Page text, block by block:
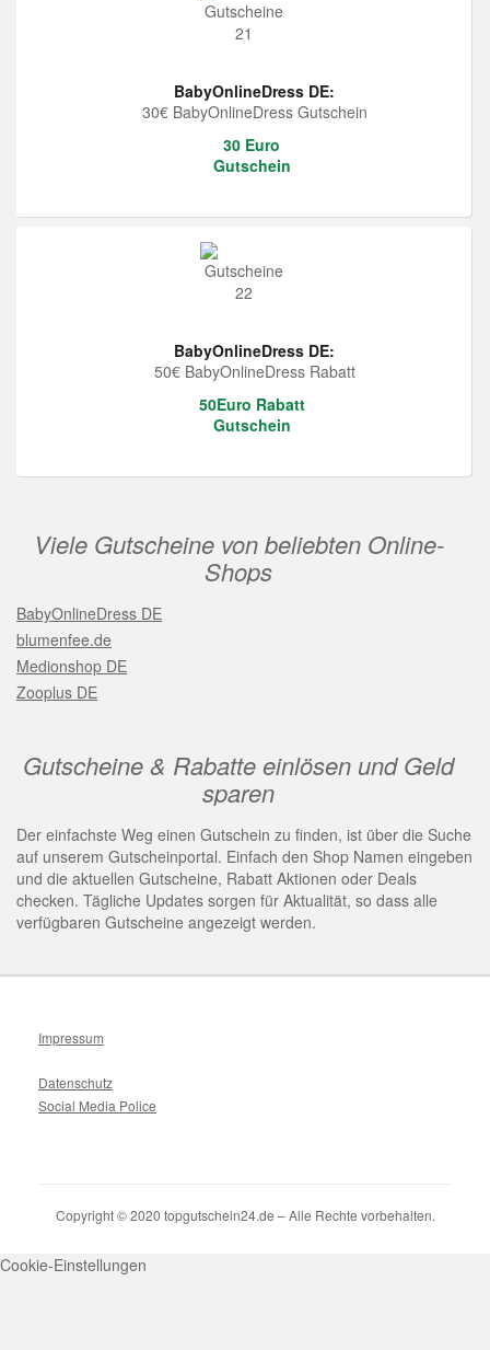
BabyOnlineDress DE:
30€ BabyOnlineDress Gutschein
30 Euro
Gutschein
BabyOnlineDress DE:
50€ BabyOnlineDress Rabatt
50Euro Rabatt
Gutschein
Viele Gutscheine von beliebten Online-
Shops
BabyOnlineDress DE
blumenfee.de
Medionshop DE
Zooplus DE
Gutscheine & Rabatte einlösen und Geld
sparen
Der einfachste Weg einen Gutschein zu finden, ist über die Suche
auf unserem Gutscheinportal. Einfach den Shop Namen eingeben
und die aktuellen Gutscheine, Rabatt Aktionen oder Deals
checken. Tägliche Updates sorgen für Aktualität, so dass alle
verfügbaren Gutscheine angezeigt werden.
Impressum
Datenschutz
Social Media Police
Copyright © 2020 topgutschein24.de – Alle Rechte vorbehalten.
Cookie-Einstellungen